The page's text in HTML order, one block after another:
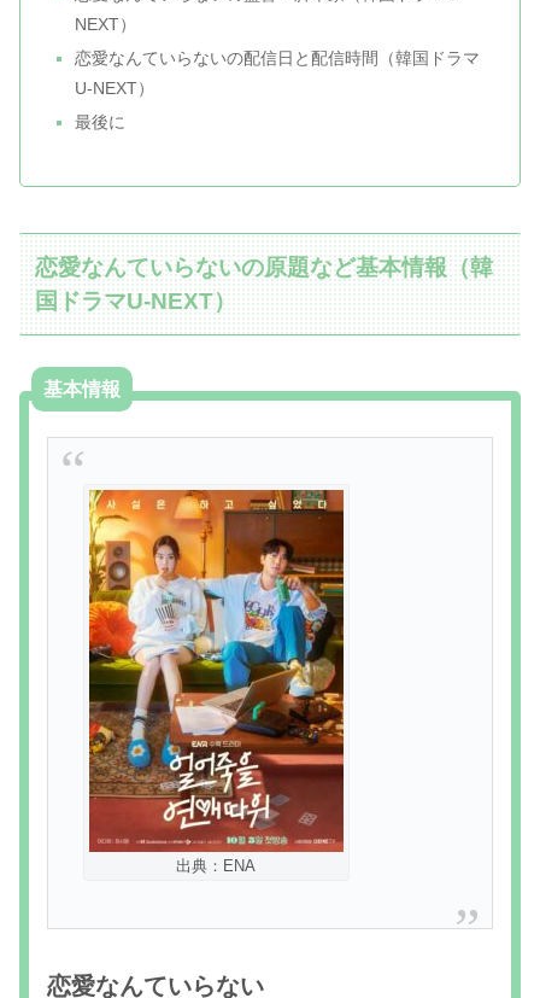
NEXT）
恋愛なんていらないの配信日と配信時間（韓国ドラマ
U-NEXT）
最後に
恋愛なんていらないの原題など基本情報（韓
国ドラマU-NEXT）
基本情報
出典：ENA
恋愛なんていらない